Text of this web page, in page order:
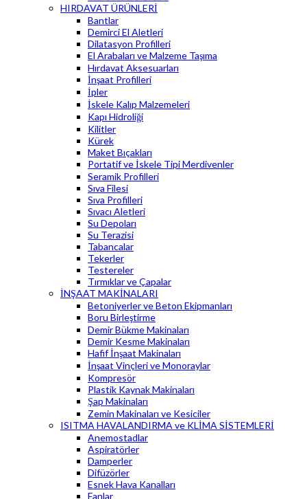
HIRDAVAT ÜRÜNLERİ
Bantlar
Demirci El Aletleri
Dilatasyon Profilleri
El Arabaları ve Malzeme Taşıma
Hırdavat Aksesuarları
İnşaat Profilleri
İpler
İskele Kalıp Malzemeleri
Kapı Hidroliği
Kilitler
Kürek
Maket Bıçakları
Portatif ve İskele Tipi Merdivenler
Seramik Profilleri
Sıva Filesi
Sıva Profilleri
Sıvacı Aletleri
Su Depoları
Su Terazisi
Tabancalar
Tekerler
Testereler
Tırmıklar ve Çapalar
İNŞAAT MAKİNALARI
Betoniyerler ve Beton Ekipmanları
Boru Birleştirme
Demir Bükme Makinaları
Demir Kesme Makinaları
Hafif İnşaat Makinaları
İnşaat Vinçleri ve Monoraylar
Kompresör
Plastik Kaynak Makinaları
Şap Makinaları
Zemin Makinaları ve Kesiciler
ISITMA HAVALANDIRMA ve KLİMA SİSTEMLERİ
Anemostadlar
Aspiratörler
Damperler
Difüzörler
Esnek Hava Kanalları
Fanlar